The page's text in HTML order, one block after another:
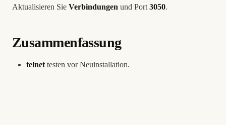
Aktualisieren Sie Verbindungen und Port 3050.
Zusammenfassung
telnet testen vor Neuinstallation.